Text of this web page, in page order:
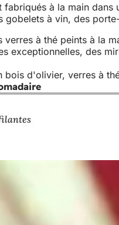
à la main
gobelets à vin, des
à thé peints à la
exceptionnelles, des
bois d'olivier, verres à